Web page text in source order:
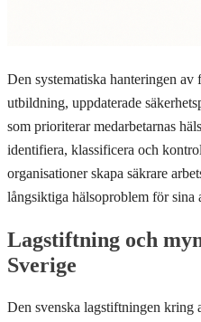
Den systematiska hanteringen
utbildning, uppdaterade
som prioriterar medarbetarnas
identifiera, klassificera och
organisationer skapa säkrare
långsiktiga hälsoproblem för sina
Lagstiftning och
Sverige
Den svenska lagstiftningen kring